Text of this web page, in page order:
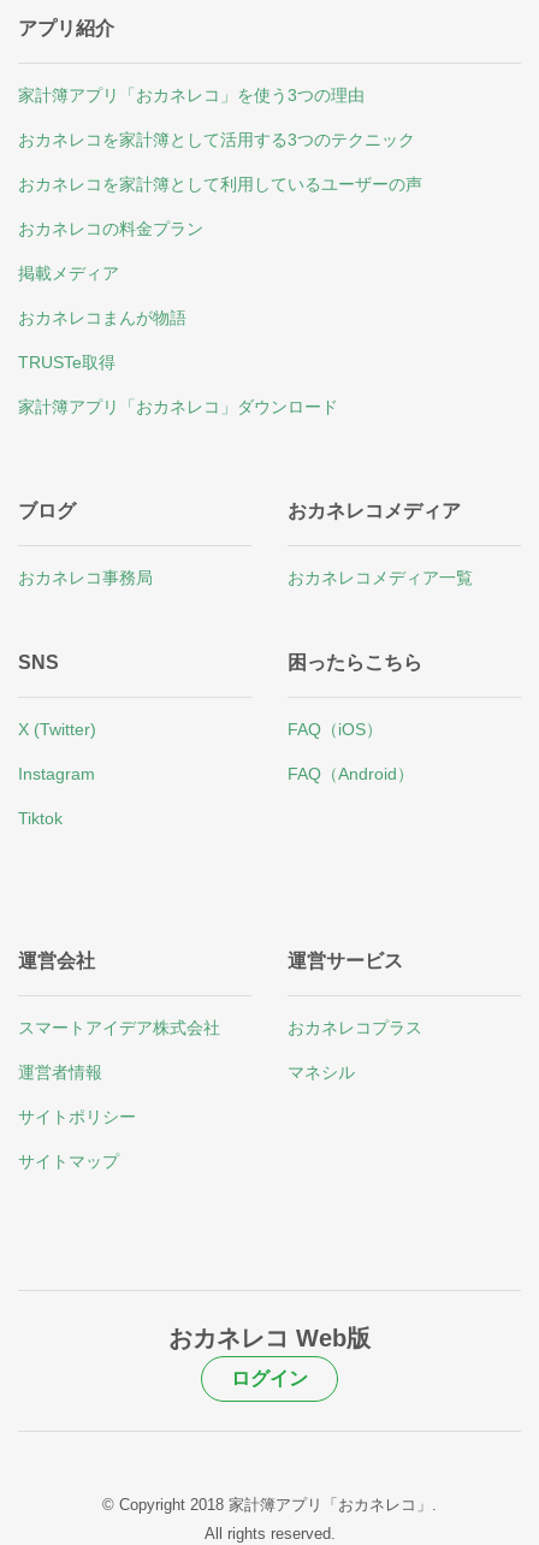
アプリ紹介
家計簿アプリ「おカネレコ」を使う3つの理由
おカネレコを家計簿として活用する3つのテクニック
おカネレコを家計簿として利用しているユーザーの声
おカネレコの料金プラン
掲載メディア
おカネレコまんが物語
TRUSTe取得
家計簿アプリ「おカネレコ」ダウンロード
ブログ
おカネレコ事務局
おカネレコメディア
おカネレコメディア一覧
SNS
X (Twitter)
Instagram
Tiktok
困ったらこちら
FAQ（iOS）
FAQ（Android）
運営会社
スマートアイデア株式会社
運営者情報
サイトポリシー
サイトマップ
運営サービス
おカネレコプラス
マネシル
おカネレコ Web版
ログイン
© Copyright 2018 家計簿アプリ「おカネレコ」.
All rights reserved.